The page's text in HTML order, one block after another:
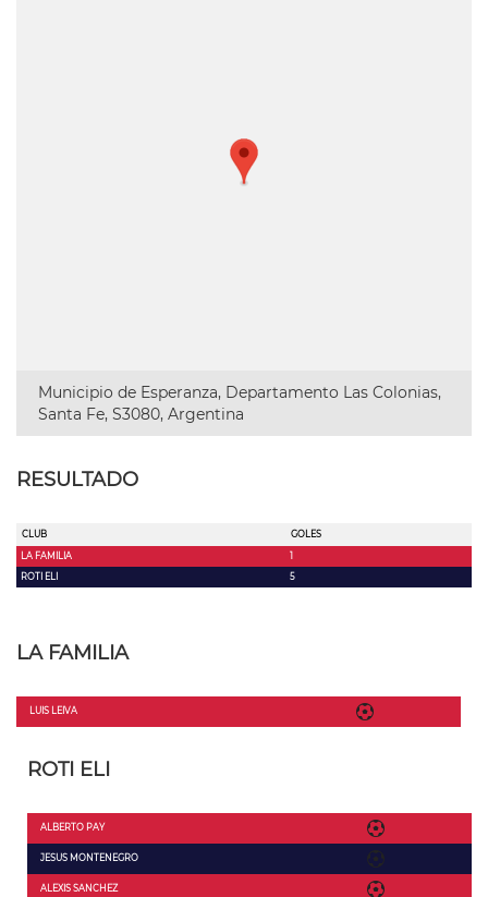
Municipio de Esperanza, Departamento Las Colonias,
Santa Fe, S3080, Argentina
RESULTADO
CLUB
GOLES
LA FAMILIA
1
ROTI ELI
5
LA FAMILIA
LUIS LEIVA
ROTI ELI
ALBERTO PAY
JESUS MONTENEGRO
ALEXIS SANCHEZ